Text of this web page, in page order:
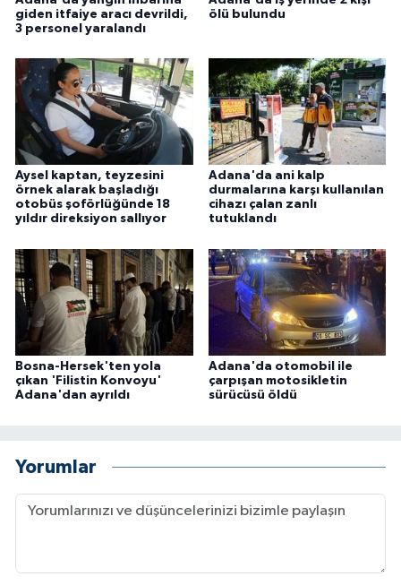
giden itfaiye aracı devrildi,
3 personel yaralandı
ölü bulundu
Aysel kaptan, teyzesini
örnek alarak başladığı
otobüs şoförlüğünde 18
yıldır direksiyon sallıyor
Adana'da ani kalp
durmalarına karşı kullanılan
cihazı çalan zanlı
tutuklandı
Bosna-Hersek'ten yola
çıkan 'Filistin Konvoyu'
Adana'dan ayrıldı
Adana'da otomobil ile
çarpışan motosikletin
sürücüsü öldü
Yorumlar